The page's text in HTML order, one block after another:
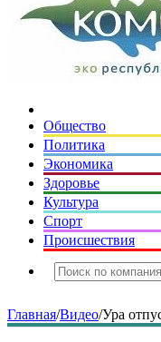
Общество
Политика
Экономика
Здоровье
Культура
Спорт
Происшествия
Главная/Видео/Ура